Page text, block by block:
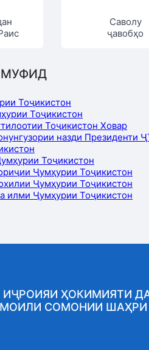
Саволу
ҷавобҳо
Тоҷикистон
Тоҷикистон
Тоҷикистон Ховар
назди Президенти
Тоҷикистон
Ҷумҳурии Тоҷикистон
Ҷумҳурии Тоҷикистон
илми Ҷумҳурии Тоҷикистон
ҲОКИМИЯТИ
СОМОНИИ